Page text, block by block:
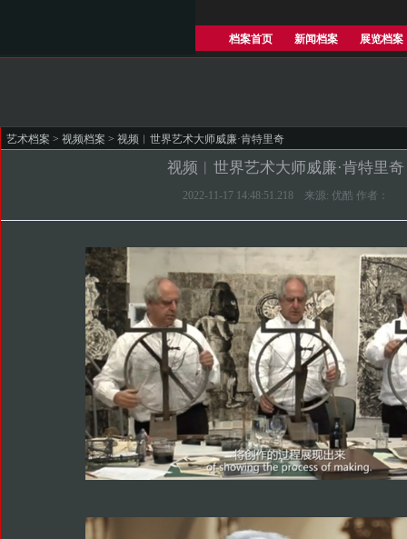
档案首页 新闻档案 展览档案
艺术档案 > 视频档案 > 视频︱世界艺术大师威廉·肯特里奇
视频︱世界艺术大师威廉·肯特里奇
2022-11-17 14:48:51.218 来源: 优酷 作者：